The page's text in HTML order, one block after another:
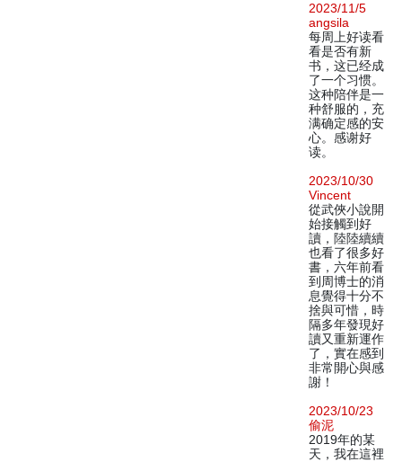
2023/11/5
angsila
每周上好读看
看是否有新
书，这已经成
了一个习惯。
这种陪伴是一
种舒服的，充
满确定感的安
心。感谢好
读。
2023/10/30
Vincent
從武俠小說開
始接觸到好
讀，陸陸續續
也看了很多好
書，六年前看
到周博士的消
息覺得十分不
捨與可惜，時
隔多年發現好
讀又重新運作
了，實在感到
非常開心與感
謝！
2023/10/23
偷泥
2019年的某
天，我在這裡